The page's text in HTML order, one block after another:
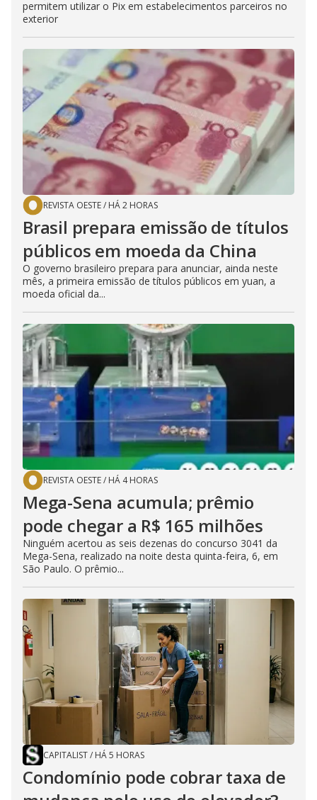
permitem utilizar o Pix em estabelecimentos parceiros no
exterior
REVISTA OESTE/ HÁ 2 HORAS
Brasil prepara emissão de títulos
públicos em moeda da China
O governo brasileiro prepara para anunciar, ainda neste
mês, a primeira emissão de títulos públicos em yuan, a
moeda oficial da...
REVISTA OESTE/ HÁ 4 HORAS
Mega-Sena acumula; prêmio
pode chegar a R$ 165 milhões
Ninguém acertou as seis dezenas do concurso 3041 da
Mega-Sena, realizado na noite desta quinta-feira, 6, em
São Paulo. O prêmio...
CAPITALIST/ HÁ 5 HORAS
Condomínio pode cobrar taxa de